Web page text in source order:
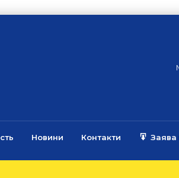
Новини Контакти Заява